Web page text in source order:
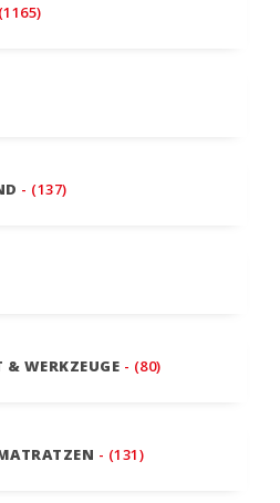
- (137)
WERKZEUGE - (80)
- (131)